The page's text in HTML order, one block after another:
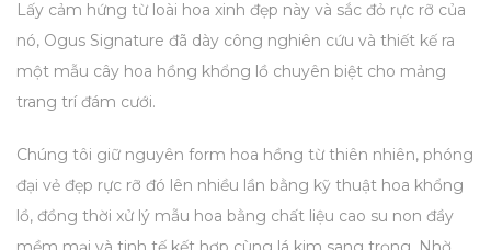
Lấy cảm hứng từ loài hoa xinh đẹp này và sắc đỏ rực rỡ của
nó, Ogus Signature đã dày công nghiên cứu và thiết kế ra
một mẫu cây hoa hồng khổng lồ chuyên biệt cho mảng
trang trí đám cưới.
Chúng tôi giữ nguyên form hoa hồng từ thiên nhiên, phóng
đại vẻ đẹp rực rỡ đó lên nhiều lần bằng kỹ thuật hoa khổng
lồ, đồng thời xử lý mẫu hoa bằng chất liệu cao su non đầy